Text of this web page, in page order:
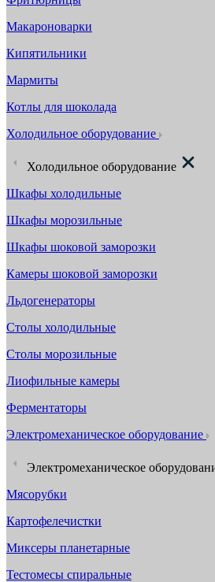
Макароноварки
Кипятильники
Мармиты
Котлы для шоколада
Холодильное оборудование
Холодильное оборудование
Шкафы холодильные
Шкафы морозильные
Шкафы шоковой заморозки
Камеры шоковой заморозки
Льдогенераторы
Столы холодильные
Столы морозильные
Лиофильные камеры
Ферментаторы
Электромеханическое оборудование
Электромеханическое
Мясорубки
Картофелечистки
Миксеры планетарные
Тестомесы спиральные